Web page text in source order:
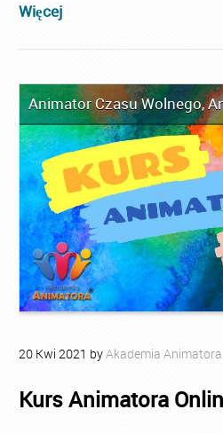
Więcej
Animator Czasu Wolnego,
20 Kwi 2021 byAkademia Animatora
Kurs Animatora